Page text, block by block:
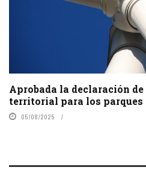
Aprobada la declaración
territorial para los parques
05/08/2025